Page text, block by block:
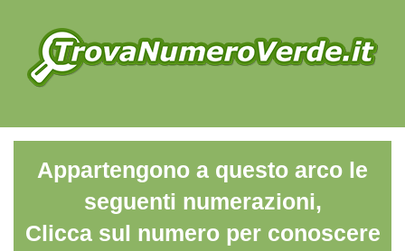
Appartengono a questo arco le
seguenti numerazioni,
Clicca sul numero per conoscere